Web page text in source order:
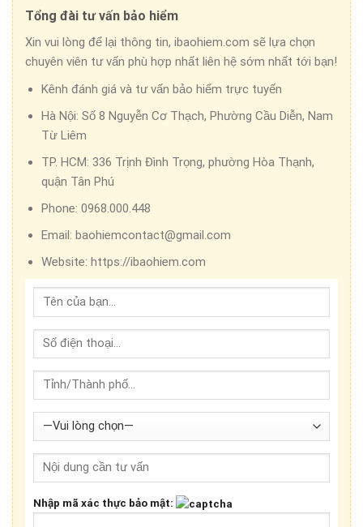
Tổng đài tư vấn bảo hiểm
Xin vui lòng để lại thông tin, ibaohiem.com sẽ lựa chọn
chuyên viên tư vấn phù hợp nhất liên hệ sớm nhất tới bạn!
Kênh đánh giá và tư vấn bảo hiểm trực tuyến
Hà Nội: Số 8 Nguyễn Cơ Thạch, Phường Cầu Diễn, Nam
Từ Liêm
TP. HCM: 336 Trịnh Đình Trọng, phường Hòa Thạnh,
quận Tân Phú
Phone: 0968.000.448
Email: baohiemcontact@gmail.com
Website: https://ibaohiem.com
Nhập mã xác thực bảo mật: